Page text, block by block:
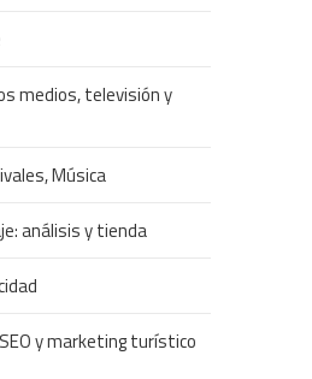
medios, televisión y
Música
análisis y tienda
y marketing turístico